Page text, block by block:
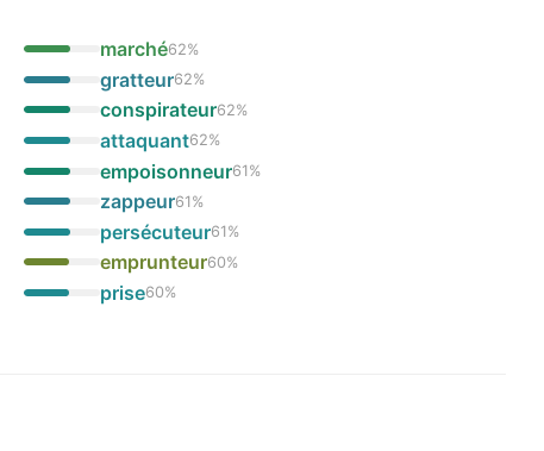
marché62%
gratteur62%
conspirateur62%
attaquant62%
empoisonneur61 %
zappeur61%
persécuteur61 %
emprunteur60%
prise60%